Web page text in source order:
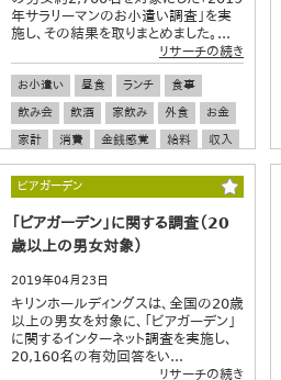
年サラリーマンのお小遣い調査」を実
施し、その結果を取りまとめました。...
リサーチの続き
お小遣い 昼食 ランチ
食事
飲み会
飲酒 家飲み 外食
お金
家計
消費 金銭感覚 給料
収入
買い物
ショッパー 夫婦
節約
決済
電子決済
ビアガーデン
「ビアガーデン」に関する調査（20
歳以上の男女対象）
2019年04月23日
キリンホールディングスは、全国の20歳
以上の男女を対象に、「ビアガーデン」
に関するインターネット調査を実施し、
20,160名の有効回答をい...
リサーチの続き